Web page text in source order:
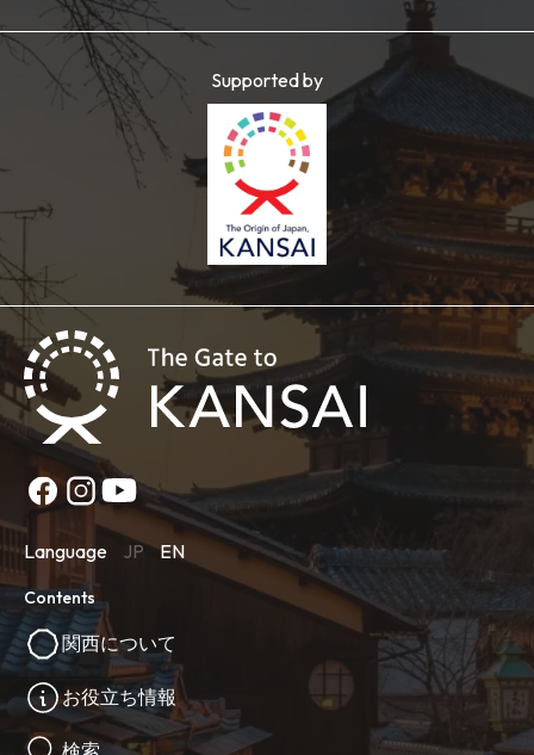
Supported by
Language JP EN
Contents
関西について
お役立ち情報
検索